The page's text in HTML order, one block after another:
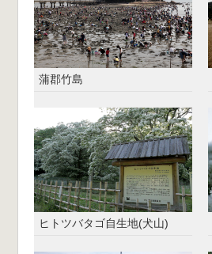
蒲郡竹島
ヒトツバタゴ自生地(犬山)